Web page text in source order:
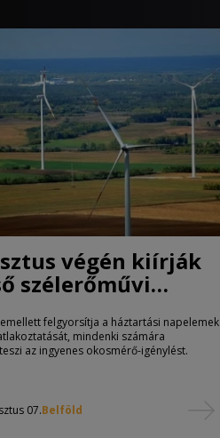
végén kiírják
szélerőművi
felgyorsítja a háztartási napelemek
mindenki számára
az ingyenes okosmérő-igénylést.
07.Belföld